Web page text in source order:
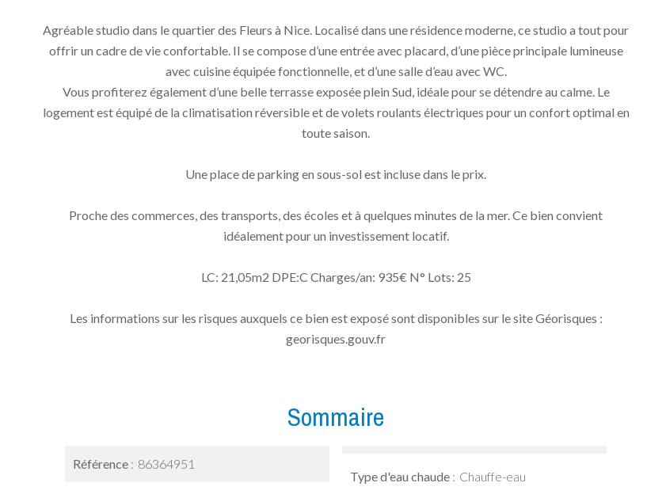
Agréable studio dans le quartier des Fleurs à Nice. Localisé dans une résidence moderne, ce studio a tout pour
offrir un cadre de vie confortable. Il se compose d’une entrée avec placard, d’une pièce principale lumineuse
avec cuisine équipée fonctionnelle, et d’une salle d’eau avec WC.
Vous profiterez également d’une belle terrasse exposée plein Sud, idéale pour se détendre au calme. Le
logement est équipé de la climatisation réversible et de volets roulants électriques pour un confort optimal en
toute saison.
Une place de parking en sous-sol est incluse dans le prix.
Proche des commerces, des transports, des écoles et à quelques minutes de la mer. Ce bien convient
idéalement pour un investissement locatif.
LC: 21,05m2 DPE:C Charges/an: 935€ N° Lots: 25
Les informations sur les risques auxquels ce bien est exposé sont disponibles sur le site Géorisques :
georisques.gouv.fr
Sommaire
Référence 86364951
Type d'eau chaude Chauffe-eau